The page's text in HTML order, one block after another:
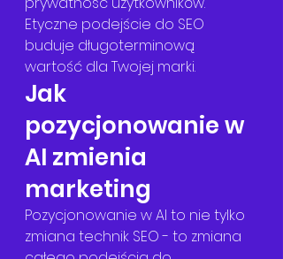
Etyczne podejście do SEO
buduje długoterminową
wartość dla Twojej marki.
Jak
pozycjonowanie w
AI zmienia
marketing
Pozycjonowanie w AI to nie tylko
zmiana technik SEO - to zmiana